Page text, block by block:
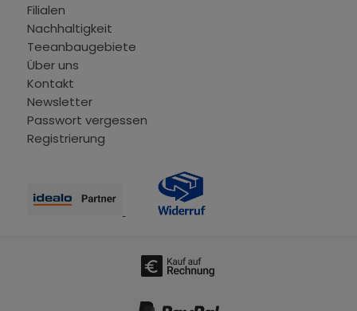
Filialen
Nachhaltigkeit
Teeanbaugebiete
Über uns
Kontakt
Newsletter
Passwort vergessen
Registrierung